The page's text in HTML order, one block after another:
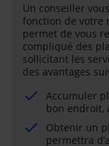
Un conseiller
fonction de votre
permet de vous
compliqué des
sollicitant les
des avantages
Accumuler
bon endroit,
Obtenir un
permettra